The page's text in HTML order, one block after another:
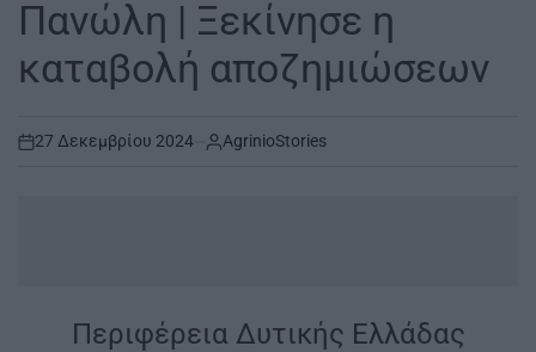
Πανώλη | Ξεκίνησε η
καταβολή αποζημιώσεων
on
27 Δεκεμβρίου 2024 AgrinioStories
Περιφέρεια Δυτικής Ελλάδας